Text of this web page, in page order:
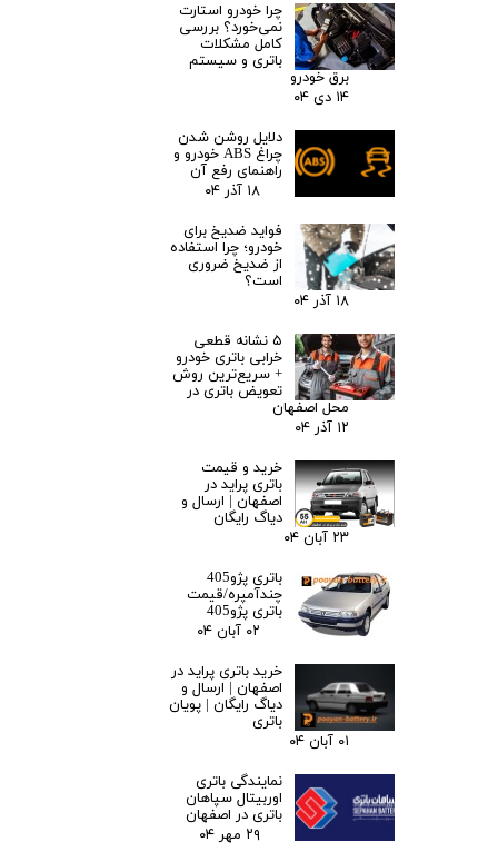
چرا خودرو استارت
نمی‌خورد؟ بررسی
کامل مشکلات
باتری و سیستم
برق خودرو
۱۴ دی ۰۴
دلایل روشن شدن
چراغ ABS خودرو و
راهنمای رفع آن
۱۸ آذر ۰۴
فواید ضدیخ برای
خودرو؛ چرا استفاده
از ضدیخ ضروری
است؟
۱۸ آذر ۰۴
۵ نشانه قطعی
خرابی باتری خودرو
+ سریع‌ترین روش
تعویض باتری در
محل اصفهان
۱۲ آذر ۰۴
خرید و قیمت
باتری پراید در
اصفهان | ارسال و
دیاگ رایگان
۲۳ آبان ۰۴
باتری پژو405
چندآمپره/قیمت
باتری پژو405
۰۲ آبان ۰۴
خرید باتری پراید در
اصفهان | ارسال و
دیاگ رایگان | پویان
باتری
۰۱ آبان ۰۴
نمایندگی باتری
اوربیتال سپاهان
باتری در اصفهان
۲۹ مهر ۰۴